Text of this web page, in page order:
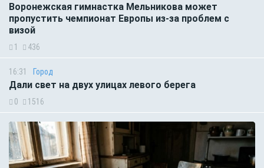
Воронежская гимнастка Мельникова может
пропустить чемпионат Европы из-за проблем с
визой
1 436
16:31 Город
Дали свет на двух улицах левого берега
0 1516